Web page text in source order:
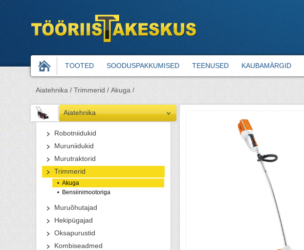
TOOTED SOODUSPAKKUMISED TEENUSED KAUBAMÄRGID
Aiatehnika / Trimmerid / Akuga /
Aiatehnika
Robotniidukid
Muruniidukid
Murutraktorid
Trimmerid
Akuga
Bensiinimootoriga
Muruõhutajad
Hekipügajad
Oksapurustid
Kombiseadmed